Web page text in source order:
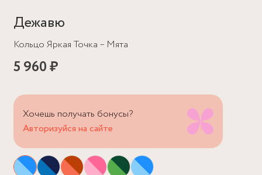
Дежавю
Кольцо Яркая Точка – Мята
5 960 ₽
Хочешь получать бонусы?
Авторизуйся на сайте